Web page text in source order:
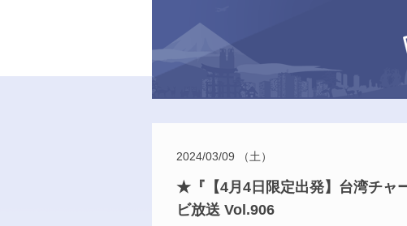
2024/03/09 （土）
★『【4月4日限定出発】台湾チャ
ビ放送 Vol.906